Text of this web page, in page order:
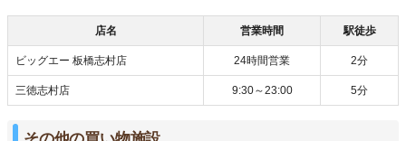
店名 営業時間 駅徒歩
ビッグエー 板橋志村店 24時間営業 2分
三徳志村店 9:30～23:00 5分